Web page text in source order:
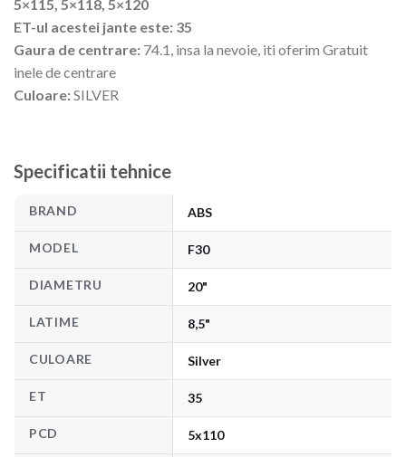
5×115, 5×118, 5×120
ET-ul acestei jante este: 35
Gaura de centrare: 74.1, insa la nevoie, iti oferim Gratuit
inele de centrare
Culoare:SILVER
Specificatii tehnice
BRAND ABS
MODEL F30
DIAMETRU 20"
LATIME 8,5"
CULOARE Silver
ET 35
PCD 5x110